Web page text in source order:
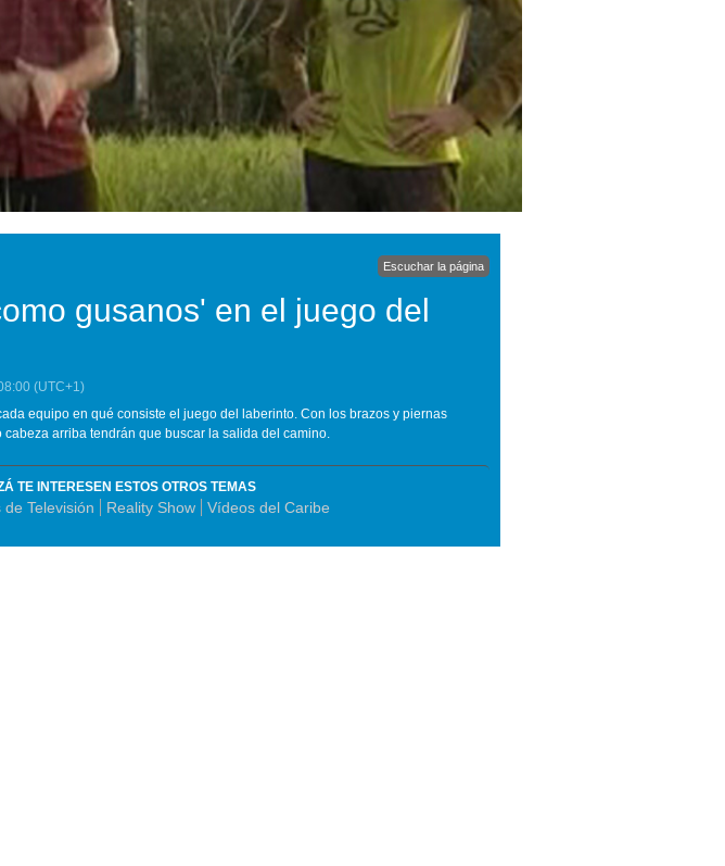
Escuchar la página
gusanos' en el juego del
(UTC+1)
equipo en qué consiste el juego del laberinto. Con los brazos y piernas
arriba tendrán que buscar la salida del camino.
TE INTERESEN ESTOS OTROS TEMAS
de Televisión Reality Show Vídeos del Caribe